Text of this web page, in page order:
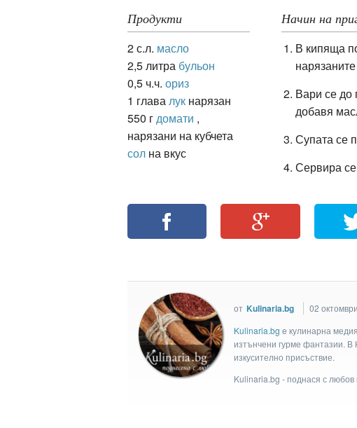
Продукти
2 с.л. масло
2,5 литра бульон
0,5 ч.ч. ориз
1 главалук нарязан
550 гдомати ,
нарязани на кубчета
сол на вкус
Начин на
В кипяща
Вари се до
добавя
Супата се
Сервира
от Kulinaria.bg
02
Kulinaria.bg e кулинарна
изтънчени гурме фантазии.
изкусително присъствие.
Kulinaria.bg - поднася с